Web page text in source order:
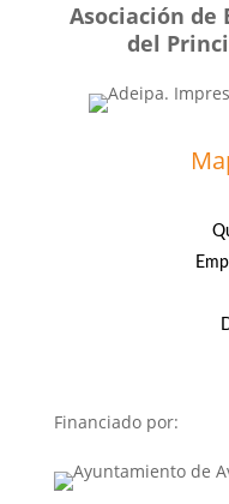
Asociación de
del
Financiado por: